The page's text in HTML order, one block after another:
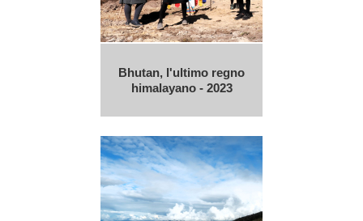
Bhutan, l'ultimo regno
himalayano - 2023